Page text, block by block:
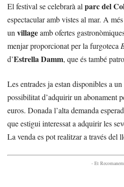
El festival se celebrarà al parc del
espectacular amb vistes al mar. A
un villageamb ofertes
menjar proporcionat per la furgoteca
d’Estrella Damm, que és també
Les entrades ja estan disponibles a
possibilitat d’adquirir un abonament
euros. Donada l’alta demanda
que estigui interessat a adquirir les
La venda es pot realitzar a través del
- Et